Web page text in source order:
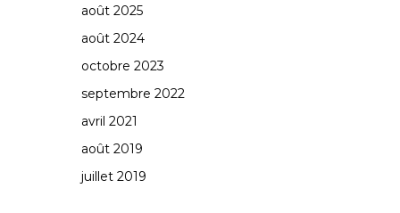
août 2025
août 2024
octobre 2023
septembre 2022
avril 2021
août 2019
juillet 2019